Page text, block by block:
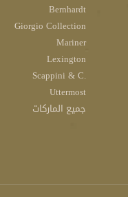
Bernhardt
Giorgio Collection
Mariner
Lexington
.Scappini & C
Uttermost
جميع الماركات